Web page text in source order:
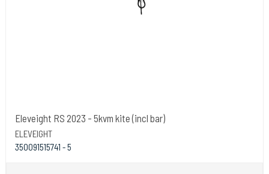
Eleveight RS 2023 - 5kvm kite (incl bar)
ELEVEIGHT
350091515741 - 5